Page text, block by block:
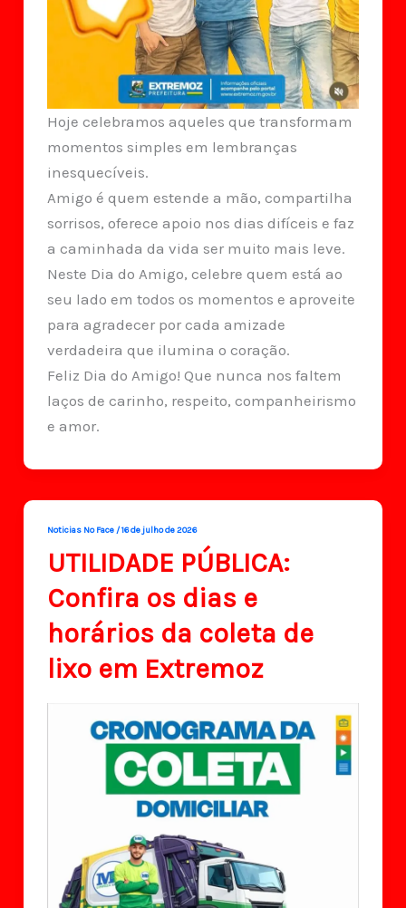
Hoje celebramos aqueles que transformam
momentos simples em lembranças
inesquecíveis.
Amigo é quem estende a mão, compartilha
sorrisos, oferece apoio nos dias difíceis e faz
a caminhada da vida ser muito mais leve.
Neste Dia do Amigo, celebre quem está ao
seu lado em todos os momentos e aproveite
para agradecer por cada amizade
verdadeira que ilumina o coração.
Feliz Dia do Amigo! Que nunca nos faltem
laços de carinho, respeito, companheirismo
e amor.
Noticias No Face /16 de julho de 2026
UTILIDADE PÚBLICA:
Confira os dias e
horários da coleta de
lixo em Extremoz